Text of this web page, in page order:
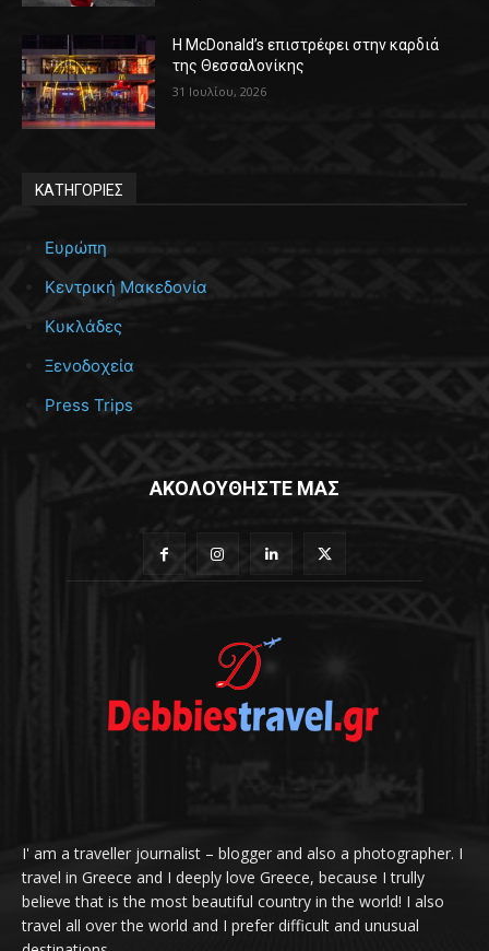
Η McDonald’s επιστρέφει στην καρδιά
της Θεσσαλονίκης
31 Ιουλίου, 2026
ΚΑΤΗΓΟΡΙΕΣ
Ευρώπη
Κεντρική Μακεδονία
Κυκλάδες
Ξενοδοχεία
Press Trips
ΑΚΟΛΟΥΘΗΣΤΕ ΜΑΣ
I' am a traveller journalist – blogger and also a photographer. I
travel in Greece and I deeply love Greece, because I trully
believe that is the most beautiful country in the world! I also
travel all over the world and I prefer difficult and unusual